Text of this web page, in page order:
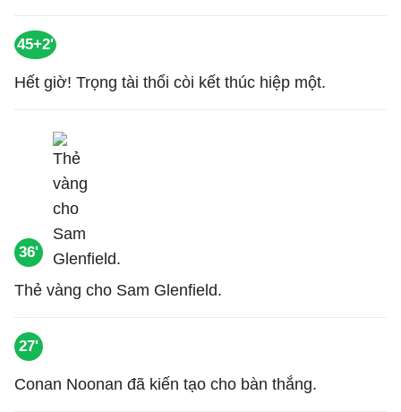
45+2'
Hết giờ! Trọng tài thổi còi kết thúc hiệp một.
36'
Thẻ vàng cho Sam Glenfield.
27'
Conan Noonan đã kiến tạo cho bàn thắng.